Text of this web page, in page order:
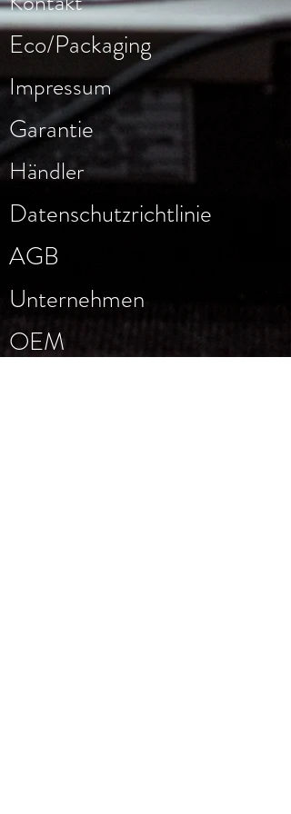
der Jogwheels, Display, Fader und
Knöpfe
Kompatibel mit Decksaver® Cover
Farbe: schwarz
Art.-Nr.: 48067
EAN: 4041212480675
Eco/Packaging
Impressum
Garantie
Händler
Datenschutzrichtlinie
AGB
Unternehmen
OEM